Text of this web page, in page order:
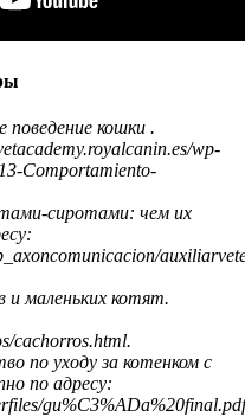
кошки .
wp-
Comportamiento-
сиротами: чем их
и маленьких котят.
cachorros.html.
по уходу за котенком с
по адресу:
gu%C3%ADa%20final.pdf